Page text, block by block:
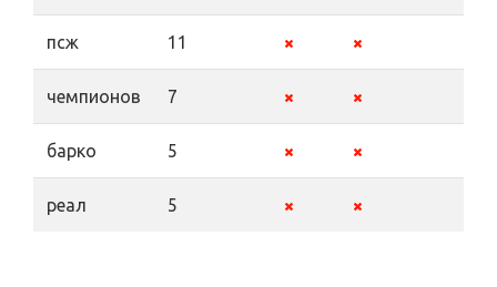
псж 11
чемпионов 7
барко 5
реал 5